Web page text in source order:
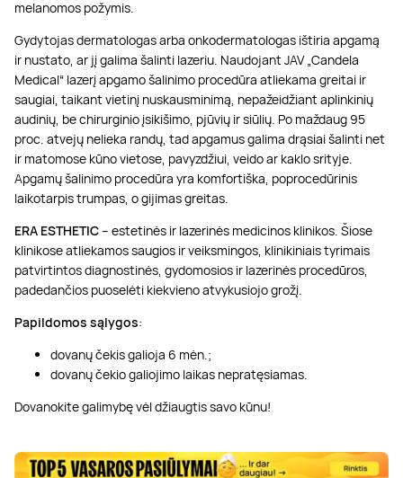
melanomos požymis.
Gydytojas dermatologas arba onkodermatologas ištiria apgamą
ir nustato, ar jį galima šalinti lazeriu. Naudojant JAV „Candela
Medical“ lazerį apgamo šalinimo procedūra atliekama greitai ir
saugiai, taikant vietinį nuskausminimą, nepažeidžiant aplinkinių
audinių, be chirurginio įsikišimo, pjūvių ir siūlių. Po maždaug 95
proc. atvejų nelieka randų, tad apgamus galima drąsiai šalinti net
ir matomose kūno vietose, pavyzdžiui, veido ar kaklo srityje.
Apgamų šalinimo procedūra yra komfortiška, poprocedūrinis
laikotarpis trumpas, o gijimas greitas.
ERA ESTHETIC– estetinės ir lazerinės medicinos klinikos. Šiose
klinikose atliekamos saugios ir veiksmingos, klinikiniais tyrimais
patvirtintos diagnostinės, gydomosios ir lazerinės procedūros,
padedančios puoselėti kiekvieno atvykusiojo grožį.
Papildomos sąlygos:
dovanų čekis galioja 6 mėn.;
dovanų čekio galiojimo laikas nepratęsiamas.
Dovanokite galimybę vėl džiaugtis savo kūnu!